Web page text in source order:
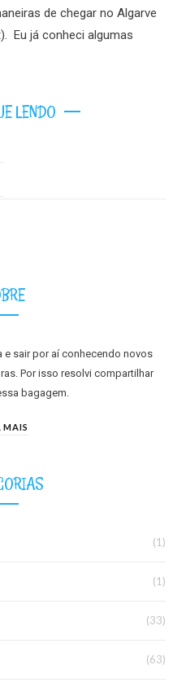
de chegar no Algarve
Eu já conheci algumas
LENDO
e sair por aí conhecendo novos
Por isso resolvi compartilhar
bagagem.
MAIS
(1)
(1)
(33)
(63)